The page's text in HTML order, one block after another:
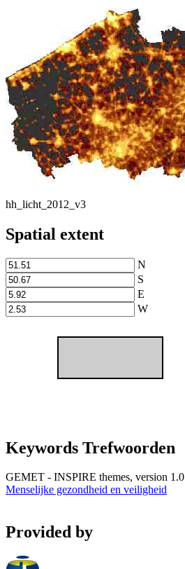
hh_licht_2012_v3
Spatial extent
N
S
E
W
Keywords Trefwoorden
GEMET - INSPIRE themes, version 1.0
Menselijke gezondheid en veiligheid
Provided by